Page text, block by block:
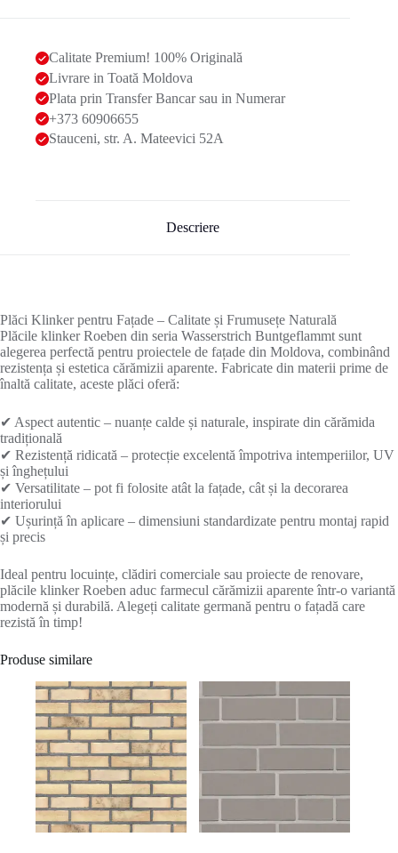
Calitate Premium! 100% Originală
Livrare in Toată Moldova
Plata prin Transfer Bancar sau in Numerar
+373 60906655
Stauceni, str. A. Mateevici 52A
Descriere
Plăci Klinker pentru Fațade – Calitate și Frumusețe Naturală
Plăcile klinker Roeben din seria Wasserstrich Buntgeflammt sunt
alegerea perfectă pentru proiectele de fațade din Moldova, combinând
rezistența și estetica cărămizii aparente. Fabricate din materii prime de
înaltă calitate, aceste plăci oferă:
✔ Aspect autentic – nuanțe calde și naturale, inspirate din cărămida
tradițională
✔ Rezistență ridicată – protecție excelentă împotriva intemperiilor, UV
și înghețului
✔ Versatilitate – pot fi folosite atât la fațade, cât și la decorarea
interiorului
✔ Ușurință în aplicare – dimensiuni standardizate pentru montaj rapid
și precis
Ideal pentru locuințe, clădiri comerciale sau proiecte de renovare,
plăcile klinker Roeben aduc farmecul cărămizii aparente într-o variantă
modernă și durabilă. Alegeți calitate germană pentru o fațadă care
rezistă în timp!
Produse similare